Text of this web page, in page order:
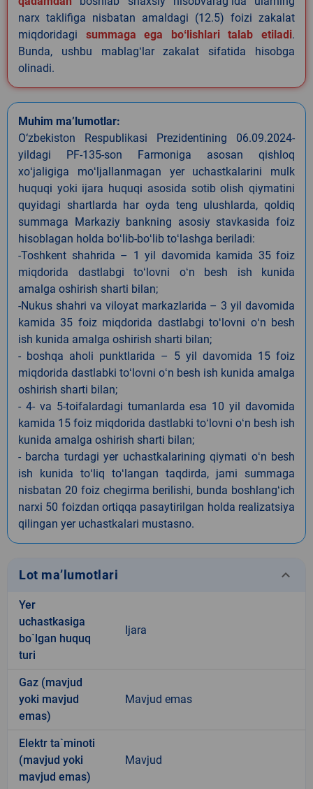
narx taklifiga nisbatan amaldagi (12.5) foizi zakalat
miqdoridagi summaga ega boʻlishlari talab etiladi.
Bunda, ushbu mablagʻlar zakalat sifatida hisobga
olinadi.
Muhim ma’lumotlar:
O‘zbekiston Respublikasi Prezidentining 06.09.2024-
yildagi PF-135-son Farmoniga asosan qishloq
xoʻjaligiga moʻljallanmagan yer uchastkalarini mulk
huquqi yoki ijara huquqi asosida sotib olish qiymatini
quyidagi shartlarda har oyda teng ulushlarda, qoldiq
summaga Markaziy bankning asosiy stavkasida foiz
hisoblagan holda boʻlib-boʻlib toʻlashga beriladi:
-Toshkent shahrida – 1 yil davomida kamida 35 foiz
miqdorida dastlabgi toʻlovni oʻn besh ish kunida
amalga oshirish sharti bilan;
-Nukus shahri va viloyat markazlarida – 3 yil davomida
kamida 35 foiz miqdorida dastlabgi toʻlovni oʻn besh
ish kunida amalga oshirish sharti bilan;
- boshqa aholi punktlarida – 5 yil davomida 15 foiz
miqdorida dastlabki toʻlovni oʻn besh ish kunida amalga
oshirish sharti bilan;
- 4- va 5-toifalardagi tumanlarda esa 10 yil davomida
kamida 15 foiz miqdorida dastlabki toʻlovni oʻn besh ish
kunida amalga oshirish sharti bilan;
- barcha turdagi yer uchastkalarining qiymati oʻn besh
ish kunida toʻliq toʻlangan taqdirda, jami summaga
nisbatan 20 foiz chegirma berilishi, bunda boshlangʻich
narxi 50 foizdan ortiqqa pasaytirilgan holda realizatsiya
qilingan yer uchastkalari mustasno.
Lot ma’lumotlari keyboard_arrow_down
Yer
uchastkasiga
bo`lgan huquq
turi
Ijara
Gaz (mavjud
yoki mavjud
emas)
Mavjud emas
Elektr ta`minoti
(mavjud yoki
mavjud emas)
Mavjud